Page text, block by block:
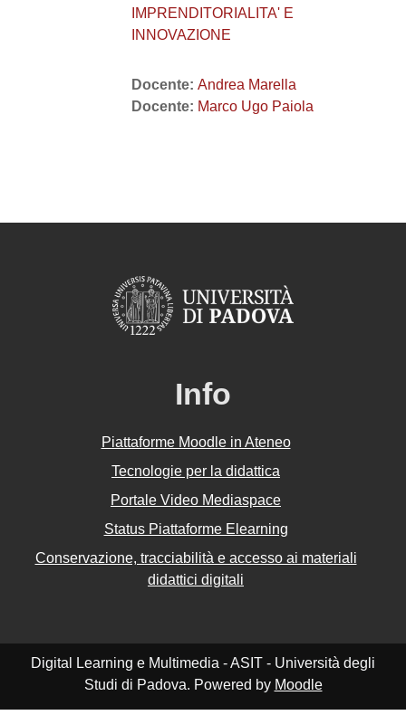
IMPRENDITORIALITA' E
INNOVAZIONE
Docente: Andrea Marella
Docente: Marco Ugo Paiola
Info
Piattaforme Moodle in Ateneo
Tecnologie per la didattica
Portale Video Mediaspace
Status Piattaforme Elearning
Conservazione, tracciabilità e accesso ai materiali
didattici digitali
Digital Learning e Multimedia - ASIT - Università degli
Studi di Padova. Powered by Moodle